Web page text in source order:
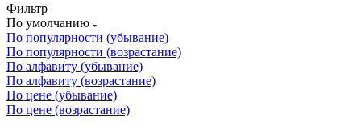
Фильтр
По умолчанию
По популярности (убывание)
По популярности (возрастание)
По алфавиту (убывание)
По алфавиту (возрастание)
По цене (убывание)
По цене (возрастание)